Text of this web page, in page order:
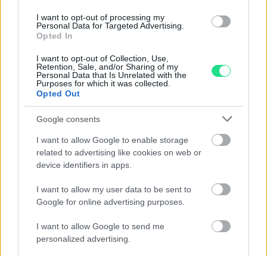
I want to opt-out of processing my
Personal Data for Targeted Advertising.
Opted In
I want to opt-out of Collection, Use,
Retention, Sale, and/or Sharing of my
Personal Data that Is Unrelated with the
Purposes for which it was collected.
Opted Out
Google consents
I want to allow Google to enable storage
related to advertising like cookies on web or
device identifiers in apps.
I want to allow my user data to be sent to
Google for online advertising purposes.
I want to allow Google to send me
personalized advertising.
Contattaci per richiedere maggiori
informazioni o prenotare una
videochiamata:
Cognome e Nome *
Numero di telefono